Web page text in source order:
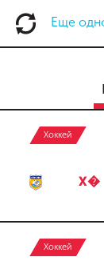
Еще
Хоккей
Х�
Хоккей